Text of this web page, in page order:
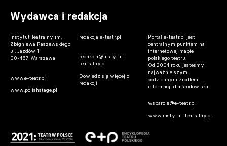
Wydawca i redakcja
Instytut Teatralny im.
Zbigniewa Raszewskiego
ul. Jazdów 1
00-467 Warszawa
www.e-teatr.pl
www.polishstage.pl
redakcja e-teatr.pl
redakcja@instytut-
teatralny.pl
Dowiedz się więcej o
redakcji
Portal e-teatr.pl jest
centralnym punktem na
internetowej mapie
polskiego teatru.
Od 2004 roku jesteśmy
najważniejszym,
codziennym źródłem
informacji dla środowiska.
wsparcie@e-teatr.pl
www.instytut-teatralny.pl